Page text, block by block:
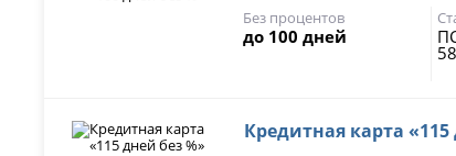
Без процентов
до 100 дней
Кредитная карта «115